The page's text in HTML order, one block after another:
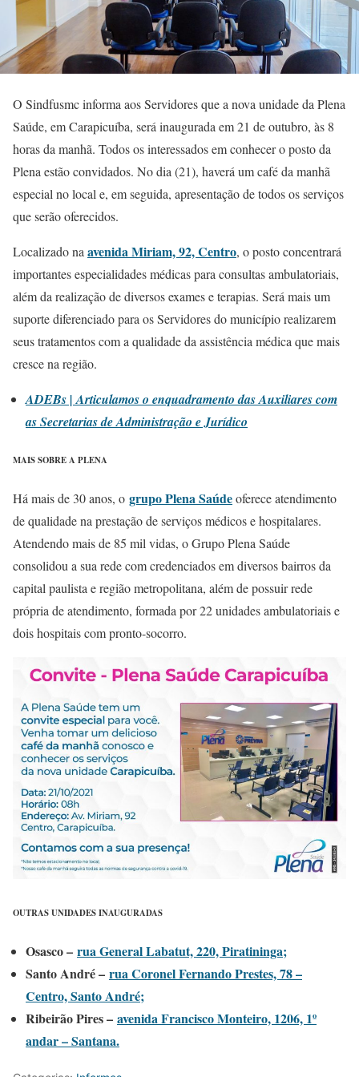
O Sindfusmc informa aos Servidores que a nova unidade da Plena
Saúde, em Carapicuíba, será inaugurada em 21 de outubro, às 8
horas da manhã. Todos os interessados em conhecer o posto da
Plena estão convidados. No dia (21), haverá um café da manhã
especial no local e, em seguida, apresentação de todos os serviços
que serão oferecidos.
Localizado na avenida Miriam, 92, Centro, o posto concentrará
importantes especialidades médicas para consultas ambulatoriais,
além da realização de diversos exames e terapias. Será mais um
suporte diferenciado para os Servidores do município realizarem
seus tratamentos com a qualidade da assistência médica que mais
cresce na região.
ADEBs | Articulamos o enquadramento das Auxiliares com
as Secretarias de Administração e Jurídico
MAIS SOBRE A PLENA
Há mais de 30 anos, o grupo Plena Saúdeoferece atendimento
de qualidade na prestação de serviços médicos e hospitalares.
Atendendo mais de 85 mil vidas, o Grupo Plena Saúde
consolidou a sua rede com credenciados em diversos bairros da
capital paulista e região metropolitana, além de possuir rede
própria de atendimento, formada por 22 unidades ambulatoriais e
dois hospitais com pronto-socorro.
OUTRAS UNIDADES INAUGURADAS
Osasco – rua General Labatut, 220, Piratininga;
Santo André – rua Coronel Fernando Prestes, 78 –
Centro, Santo André;
Ribeirão Pires – avenida Francisco Monteiro, 1206, 1º
andar – Santana.